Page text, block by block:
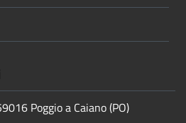
Poggio a Caiano (PO)